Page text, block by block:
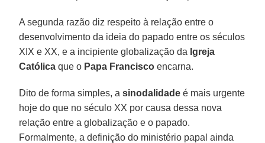
A segunda razão diz respeito à relação entre o
desenvolvimento da ideia do papado entre os séculos
XIX e XX, e a incipiente globalização da Igreja
Católica que o Papa Francisco encarna.
Dito de forma simples, asinodalidade é mais urgente
hoje do que no século XX por causa dessa nova
relação entre a globalização e o papado.
Formalmente, a definição do ministério papal ainda